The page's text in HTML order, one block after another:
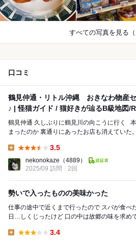
すべての写真を見る（
口コミ
鶴見仲通・リトル沖縄 おきなわ物産
♪ | 怪猫ガイド / 猫好きが辿るB級地図/
鶴見仲通 久しぶりに鶴見川の向こうに行く 本町通りは、さらに寂れてし
まったのか 裏通りにあったお店も消えていた。 本町通りから仲通へ ブ
3.5
nekonokaze （4889）
2025/09 訪問
2回
勢いで入ったものの美味かった
仕事の途中で近くまで行ったので スバが食べたくて、ヤージ小へ 定休
日…しくじったけど 口の中は故郷の味を求めてる… 昔行った時は近くに
3.4